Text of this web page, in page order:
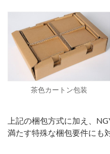
茶色カートン包装
上記の梱包方式に加え、
満たす特殊な梱包要件にも